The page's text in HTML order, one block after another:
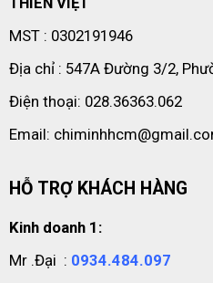
MST : 0302191946
Địa chỉ : 547A Đường 3/2,
Điện thoại: 028.36363.062
Email:
HỖ TRỢ KHÁCH HÀNG
Kinh doanh 1:
Mr .Đại : 0934.484.097